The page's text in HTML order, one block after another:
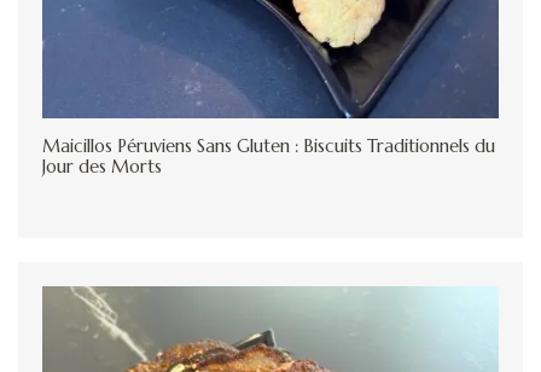
Maicillos Péruviens Sans Gluten : Biscuits Traditionnels du
Jour des Morts